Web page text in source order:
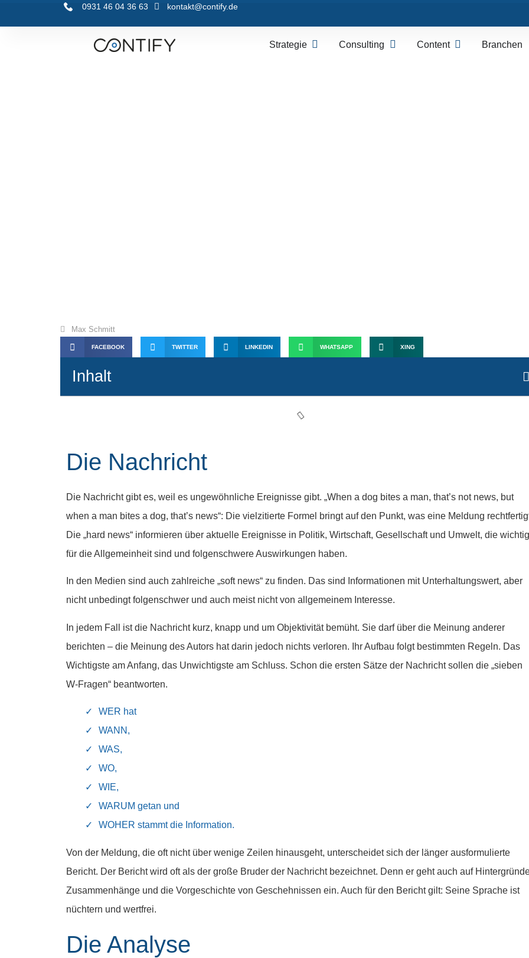
0931 46 04 36 63 kontakt@contify.de
Strategie Consulting Content Branchen
Max Schmitt
FACEBOOK TWITTER LINKEDIN WHATSAPP XING
Inhalt
Die Nachricht
Die Nachricht gibt es, weil es ungewöhnliche Ereignisse gibt. „When a dog bites a man, that’s not news, but
when a man bites a dog, that’s news“: Die vielzitierte Formel bringt auf den Punkt, was eine Meldung
Die „hard news“ informieren über aktuelle Ereignisse in Politik, Wirtschaft, Gesellschaft und Umwelt, die wichtig
für die Allgemeinheit sind und folgenschwere Auswirkungen haben.
In den Medien sind auch zahlreiche „soft news“ zu finden. Das sind Informationen mit Unterhaltungswert, aber
nicht unbedingt folgenschwer und auch meist nicht von allgemeinem Interesse.
In jedem Fall ist die Nachricht kurz, knapp und um Objektivität bemüht. Sie darf über die Meinung anderer
berichten – die Meinung des Autors hat darin jedoch nichts verloren. Ihr Aufbau folgt bestimmten Regeln. Das
Wichtigste am Anfang, das Unwichtigste am Schluss. Schon die ersten Sätze der Nachricht sollen die „sieben
W-Fragen“ beantworten.
WER hat
WANN,
WAS,
WO,
WIE,
WARUM getan und
WOHER stammt die Information.
Von der Meldung, die oft nicht über wenige Zeilen hinausgeht, unterscheidet sich der länger ausformulierte
Bericht. Der Bericht wird oft als der große Bruder der Nachricht bezeichnet. Denn er geht auch auf
Zusammenhänge und die Vorgeschichte von Geschehnissen ein. Auch für den Bericht gilt: Seine Sprache ist
nüchtern und wertfrei.
Die Analyse